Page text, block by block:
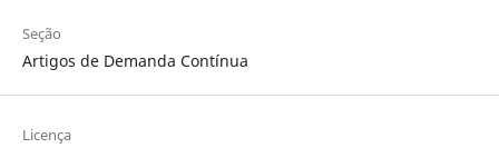
Seção
Artigos de Demanda Contínua
Licença